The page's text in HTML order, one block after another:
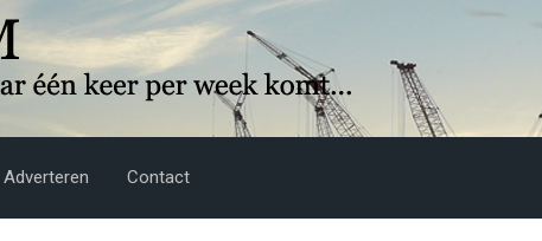
Adverteren Contact